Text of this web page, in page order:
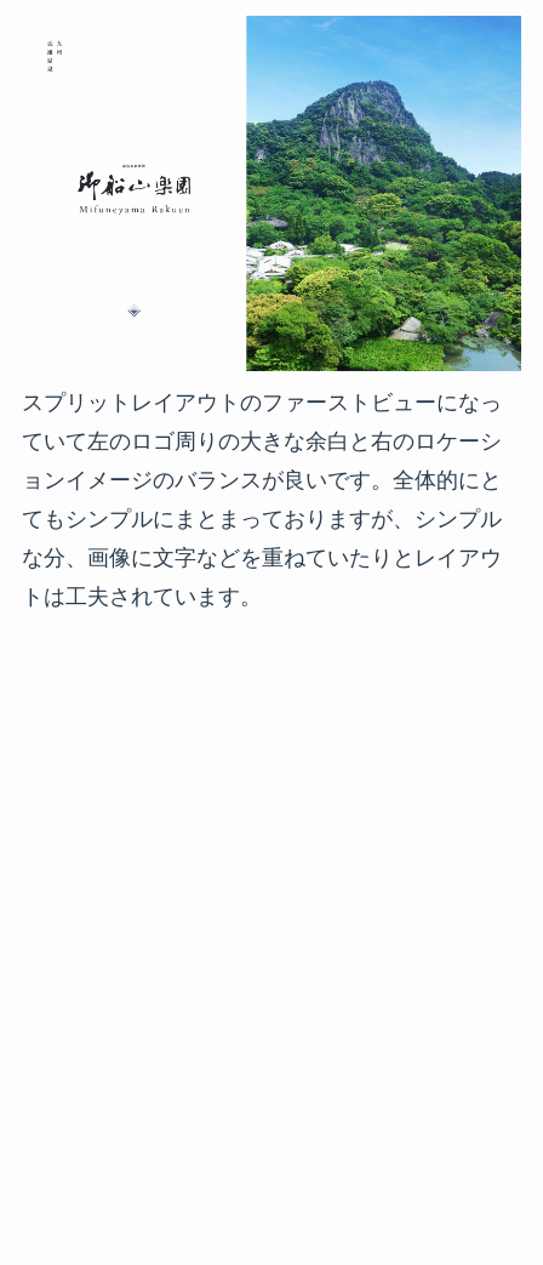
スプリットレイアウトのファーストビューになっ
ていて左のロゴ周りの大きな余白と右のロケーシ
ョンイメージのバランスが良いです。全体的にと
てもシンプルにまとまっておりますが、シンプル
な分、画像に文字などを重ねていたりとレイアウ
トは工夫されています。